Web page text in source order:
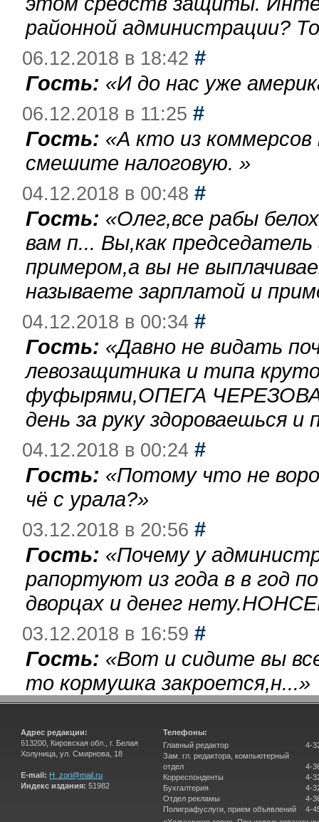
районной администрации?
06.12.2018 в 18:42 #
Гость: «И до нас уже
06.12.2018 в 11:25 #
Гость: «А кто из
смешите налоговую. »
04.12.2018 в 00:48 #
Гость: «Олег,все рабы
вам п... Вы,как
примером,а вы не
называете зарплатой и
04.12.2018 в 00:34 #
Гость: «Давно не видать
левозащитника и типа
фуфырями,ОПЕГА
день за руку здороваешься
04.12.2018 в 00:24 #
Гость: «Потому что не
чё с урала?»
03.12.2018 в 20:56 #
Гость: «Почему у
рапортуют из года в в год
дворцах и денег
03.12.2018 в 16:59 #
Гость: «Вот и сидите вы
то кормушка закроется,н...»
Адрес редакции:
613200, Кировская обл., г. Белая
Холуница, ул. Смирнова, 18
E-mail: H_zori@mail.ru
Индекс издания: 51982
Телефоны:
Главный редактор
Зам. гл. редактора, компьютерный
отдел
Корреспонденты
Бухгалтерия
Отдел рекламы
Полиграфуслуги, прием объявлений
4-
4-
4-
4-
4-
4-